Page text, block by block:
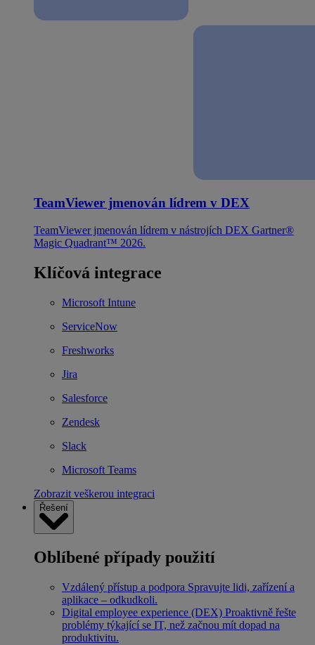
TeamViewer jmenován lídrem v DEX
TeamViewer jmenován lídrem v nástrojích DEX Gartner®
Magic Quadrant™ 2026.
Klíčová integrace
Microsoft Intune
ServiceNow
Freshworks
Jira
Salesforce
Zendesk
Slack
Microsoft Teams
Zobrazit veškerou integraci
Řešení
Oblíbené případy použití
Vzdálený přístup a podpora Spravujte lidi, zařízení a
aplikace – odkudkoli.
Digital employee experience (DEX) Proaktivně řešte
problémy týkající se IT, než začnou mít dopad na
produktivitu.